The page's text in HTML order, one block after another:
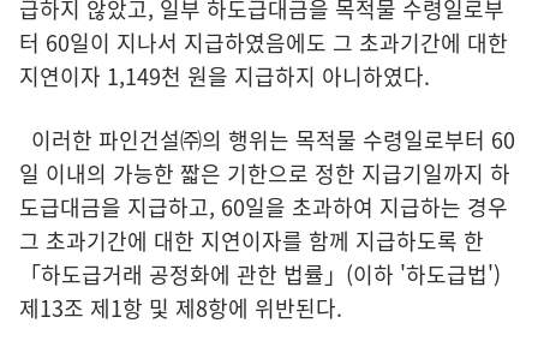
급하지 않았고, 일부 하도급대금을 목적물 수령일로부
터 60일이 지나서 지급하였음에도 그 초과기간에 대한
지연이자 1,149천 원을 지급하지 아니하였다.
이러한 파인건설㈜의 행위는 목적물 수령일로부터 60
일 이내의 가능한 짧은 기한으로 정한 지급기일까지 하
도급대금을 지급하고, 60일을 초과하여 지급하는 경우
그 초과기간에 대한 지연이자를 함께 지급하도록 한
「하도급거래 공정화에 관한 법률」(이하 '하도급법')
제13조 제1항 및 제8항에 위반된다.